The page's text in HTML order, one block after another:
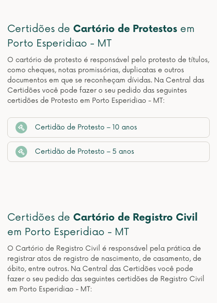
Certidões de Cartório de Protestos em
Porto Esperidiao - MT
O cartório de protesto é responsável pelo protesto de títulos,
como cheques, notas promissórias, duplicatas e outros
documentos em que se reconheçam dívidas. Na Central das
Certidões você pode fazer o seu pedido das seguintes
certidões de Protesto em Porto Esperidiao - MT:
Certidão de Protesto – 10 anos
Certidão de Protesto – 5 anos
Certidões de Cartório de Registro Civil
em Porto Esperidiao - MT
O Cartório de Registro Civil é responsável pela prática de
registrar atos de registro de nascimento, de casamento, de
óbito, entre outros. Na Central das Certidões você pode
fazer o seu pedido das seguintes certidões de Registro Civil
em Porto Esperidiao - MT: